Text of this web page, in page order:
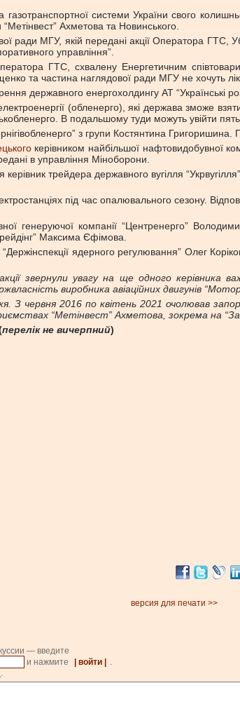
газотранспортної системи України свого
Ахметова та Новинського.
ради МГУ, якій передані акції Оператора ГТС,
управління”.
ГТС, схвалену Енергетичним
та частина наглядової ради МГУ не хочуть
державного енергохолдингу АТ “Українські
(обленерго), які держава зможе
В подальшому туди можуть увійти
з групи Костянтина Григоришина.
керівником найбільшої нафтовидобувної
в управління Міноборони.
трейдера державного вугілля
під час опалювального сезону.
генеруючої компанії “Центренерго”
Максима Єфімова.
ядерного регулювання” Олег
звернули увагу на ще одного
виробника авіаційних двигунів “Мотор
З червня 2016 по квітень 2021 очолював
“Метінвест” Ахметова, зокрема на
перелік не вичерпний)
версия для печати >>
— введите
и нажмите | войти |
.
.